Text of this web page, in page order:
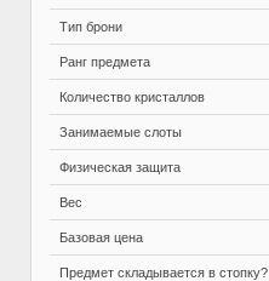
Тип брони
Ранг предмета
Количество кристаллов
Занимаемые слоты
Физическая защита
Вес
Базовая цена
Предмет складывается в стопку?